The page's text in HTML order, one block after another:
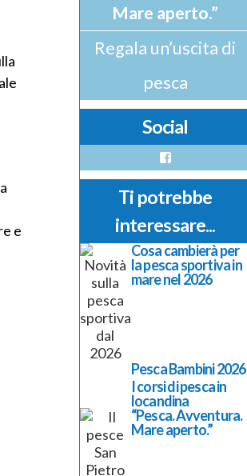
e
Mare aperto.”
Regala un’uscita di
pesca
Social
Facebook
Ti potrebbe
interessare...
Cosa cambierà per
la pesca sportiva in
mare nel 2026
Pesca Bambini 2026
I corsi di pesca in
locandina
“Pesca. Avventura.
Mare aperto.”